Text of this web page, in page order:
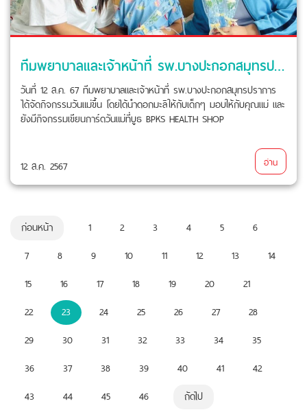
ทีมพยาบาลและเจ้าหน้าที่ รพ.บางปะกอกสมุทรปราการ จัดกิจกรรมวันแม่
วันที่ 12 ส.ค. 67 ทีมพยาบาลและเจ้าหน้าที่ รพ.บางปะกอกสมุทรปราการ
ได้จัดกิจกรรมวันแม่ขึ้น โดยได้นำดอกมะลิให้กับเด็กๆ มอบให้กับคุณแม่ และ
ยังมีกิจกรรมเขียนการ์ดวันแม่ที่บูธ BPKS HEALTH SHOP
12 ส.ค. 2567 อ่าน
ก่อนหน้า 1 2 3 4 5
6
7
8 9 10 11 12 13
14
15
16 17 18 19 20
21
22
23 24 25 26 27
28
29
30 31 32 33 34
35
36
37 38 39 40 41
42
43
44 45 46 ถัดไป